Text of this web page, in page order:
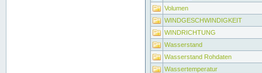
Volumen
WINDGESCHWINDIGKEIT
WINDRICHTUNG
Wasserstand
Wasserstand Rohdaten
Wassertemperatur